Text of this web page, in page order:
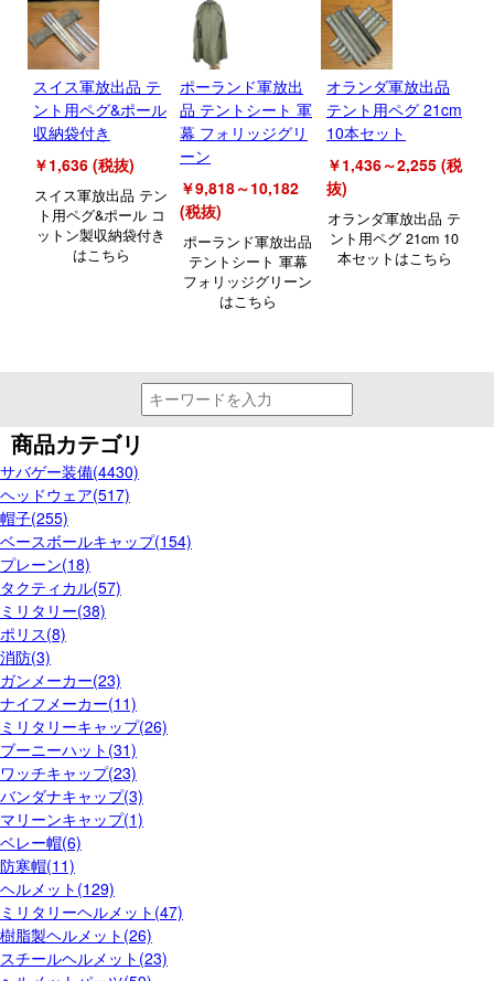
スイス軍放出品 テ
ント用ペグ&ポール
収納袋付き
￥1,636 (税抜)
スイス軍放出品 テン
ト用ペグ&ポール コ
ットン製収納袋付き
はこちら
ポーランド軍放出
品 テントシート 軍
幕 フォリッジグリ
ーン
￥9,818～10,182
(税抜)
ポーランド軍放出品
テントシート 軍幕
フォリッジグリーン
はこちら
オランダ軍放出品
テント用ペグ 21cm
10本セット
￥1,436～2,255 (税
抜)
オランダ軍放出品 テ
ント用ペグ 21cm 10
本セットはこちら
商品カテゴリ
サバゲー装備(4430)
ヘッドウェア(517)
帽子(255)
ベースボールキャップ(154)
プレーン(18)
タクティカル(57)
ミリタリー(38)
ポリス(8)
消防(3)
ガンメーカー(23)
ナイフメーカー(11)
ミリタリーキャップ(26)
ブーニーハット(31)
ワッチキャップ(23)
バンダナキャップ(3)
マリーンキャップ(1)
ベレー帽(6)
防寒帽(11)
ヘルメット(129)
ミリタリーヘルメット(47)
樹脂製ヘルメット(26)
スチールヘルメット(23)